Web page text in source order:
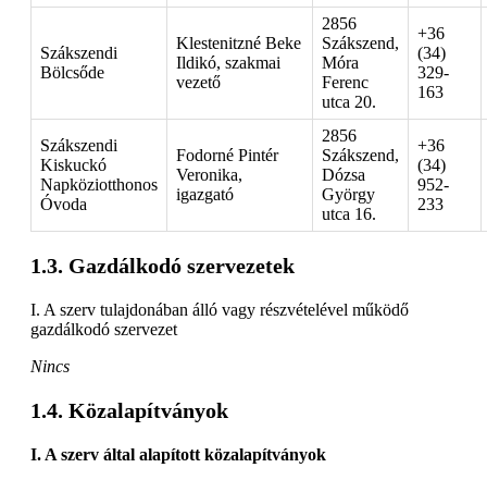
Szákszendi
Bölcsőde
Klestenitzné Beke
Ildikó, szakmai
vezető
2856
Szákszend,
Móra
Ferenc
utca 20.
+36
(34)
329-
163
Szákszendi
Kiskuckó
Napköziotthonos
Óvoda
Fodorné Pintér
Veronika,
igazgató
2856
Szákszend,
Dózsa
György
utca 16.
+36
(34)
952-
233
Gazdálkodó szervezetek
I. A szerv tulajdonában álló vagy részvételével működő
gazdálkodó szervezet
Nincs
Közalapítványok
I. A szerv által alapított közalapítványok